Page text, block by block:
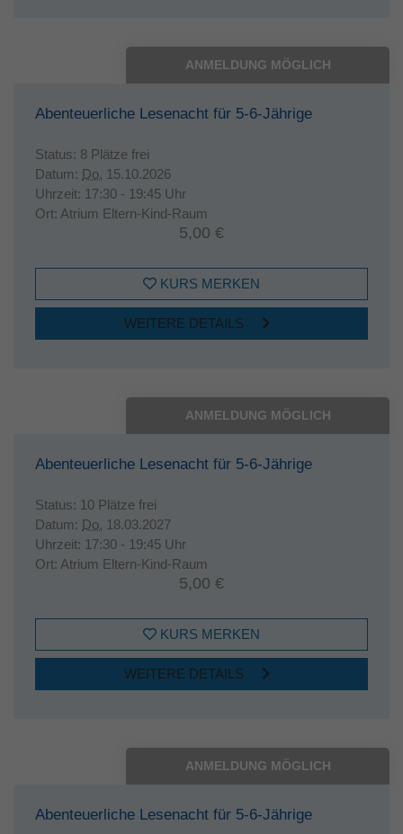
ANMELDUNG MÖGLICH
Abenteuerliche Lesenacht für 5-6-Jährige
Status: 8 Plätze frei
Datum: Do. 15.10.2026
Uhrzeit: 17:30 - 19:45 Uhr
Ort: Atrium Eltern-Kind-Raum
5,00 €
KURS MERKEN
WEITERE DETAILS
ANMELDUNG MÖGLICH
Abenteuerliche Lesenacht für 5-6-Jährige
Status: 10 Plätze frei
Datum: Do. 18.03.2027
Uhrzeit: 17:30 - 19:45 Uhr
Ort: Atrium Eltern-Kind-Raum
5,00 €
KURS MERKEN
WEITERE DETAILS
ANMELDUNG MÖGLICH
Abenteuerliche Lesenacht für 5-6-Jährige